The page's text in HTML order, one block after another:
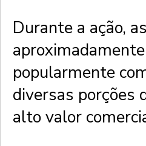
Durante a ação,
aproximadamente
popularmente
diversas porções
alto valor